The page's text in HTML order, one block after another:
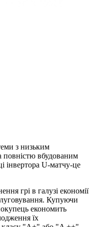
з низьким
повністю вбудованим
інвертора U-матчу-це
грі в галузі економії
Купуючи
економить
їх